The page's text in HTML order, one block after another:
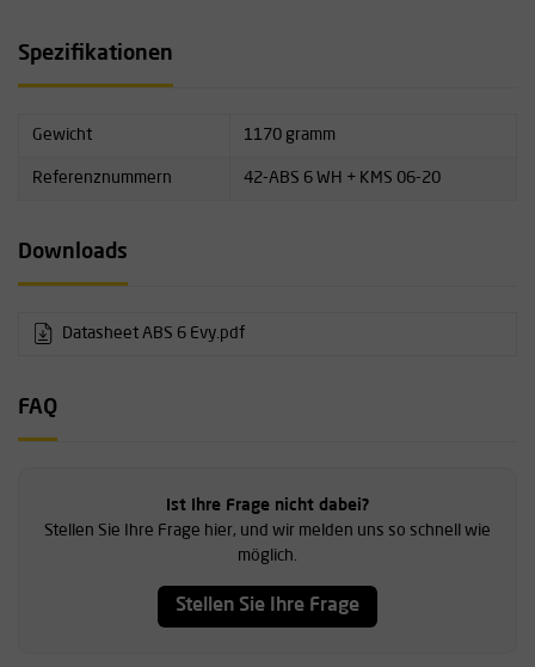
Temperaturbereich: -40 °C bis +50 °C
Spezifikationen
Gewicht 1170 gramm
Referenznummern 42-ABS 6 WH + KMS 06-20
Downloads
Datasheet ABS 6 Evy.pdf
FAQ
Ist Ihre Frage nicht dabei?
Stellen Sie Ihre Frage hier, und wir melden uns so schnell wie
möglich.
Stellen Sie Ihre Frage